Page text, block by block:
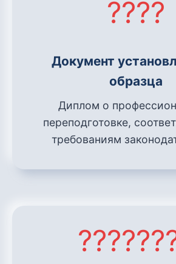
????
Документ
образца
Диплом о
переподготовке,
требованиям